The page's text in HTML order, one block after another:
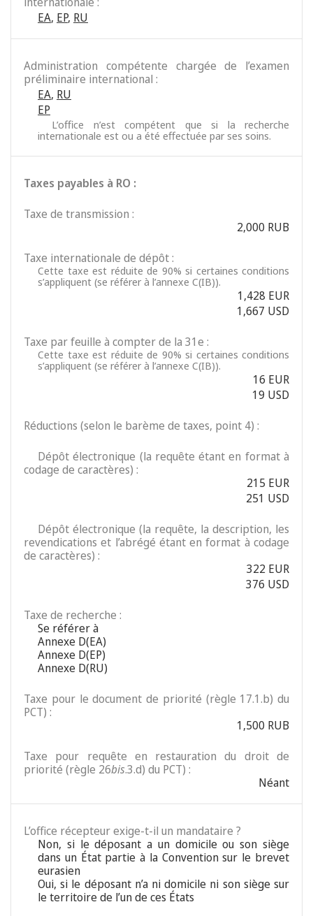
EA, EP, RU
Administration compétente chargée de l’examen
préliminaire international :
EA, RU
EP
L’office n’est compétent que si la recherche
internationale est ou a été effectuée par ses soins.
Taxes payables à RO :
Taxe de transmission :
2,000 RUB
Taxe internationale de dépôt :
Cette taxe est réduite de 90% si certaines conditions
s’appliquent (se référer à l’annexe C(IB)).
1,428 EUR
1,667 USD
Taxe par feuille à compter de la 31e :
Cette taxe est réduite de 90% si certaines conditions
s’appliquent (se référer à l’annexe C(IB)).
16 EUR
19 USD
Réductions (selon le barème de taxes, point 4) :
Dépôt électronique (la requête étant en format à
codage de caractères) :
215 EUR
251 USD
Dépôt électronique (la requête, la description, les
revendications et l’abrégé étant en format à codage
de caractères) :
322 EUR
376 USD
Taxe de recherche :
Se référer à
Annexe D(EA)
Annexe D(EP)
Annexe D(RU)
Taxe pour le document de priorité (règle 17.1.b) du
PCT) :
1,500 RUB
Taxe pour requête en restauration du droit de
priorité (règle 26bis.3.d) du PCT) :
Néant
L’office récepteur exige-t-il un mandataire ?
Non, si le déposant a un domicile ou son siège
dans un État partie à la Convention sur le brevet
eurasien
Oui, si le déposant n’a ni domicile ni son siège sur
le territoire de l’un de ces États